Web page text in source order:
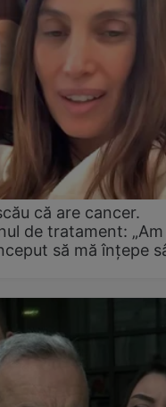
că are cancer.
de tratament:
să mă înțepe